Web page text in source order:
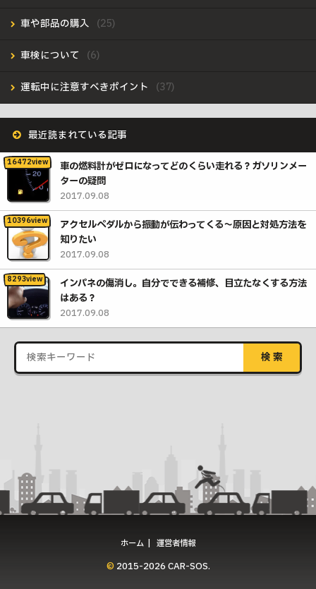
車や部品の購入
車検について
運転中に注意すべきポイント
最近読まれている記事
車の燃料計がゼロになってどのくらい走れる？ガソリンメー
ターの疑問
2017.09.08
アクセルペダルから振動が伝わってくる〜原因と対処方法を
知りたい
2017.09.08
インパネの傷消し。自分でできる補修、目立たなくする方法
はある？
2017.09.08
ホーム 運営者情報
© 2015-2026 CAR-SOS.